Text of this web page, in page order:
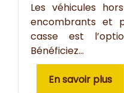
Les véhicules
encombrants et
casse est
Bénéficiez...
En savoir plus